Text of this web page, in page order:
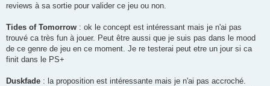
reviews à sa sortie pour valider ce jeu ou non.
Tides of Tomorrow : ok le concept est intéressant mais je n'ai pas
trouvé ca très fun à jouer. Peut être aussi que je suis pas dans le mood
de ce genre de jeu en ce moment. Je re testerai peut etre un jour si ca
finit dans le PS+
Duskfade : la proposition est intéressante mais je n'ai pas accroché.